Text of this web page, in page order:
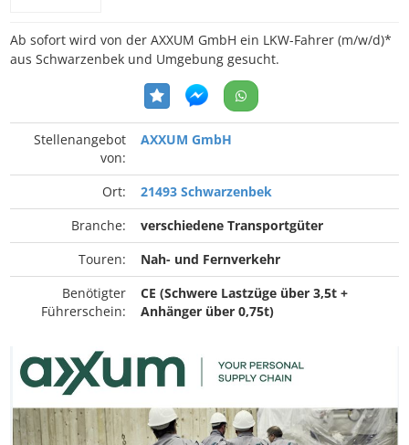
Ab sofort wird von der AXXUM GmbH ein LKW-Fahrer (m/w/d)*
aus Schwarzenbek und Umgebung gesucht.
Stellenangebot
von:
AXXUM GmbH
Ort:
21493 Schwarzenbek
Branche:
verschiedene Transportgüter
Touren:
Nah- und Fernverkehr
Benötigter
Führerschein:
CE (Schwere Lastzüge über 3,5t +
Anhänger über 0,75t)